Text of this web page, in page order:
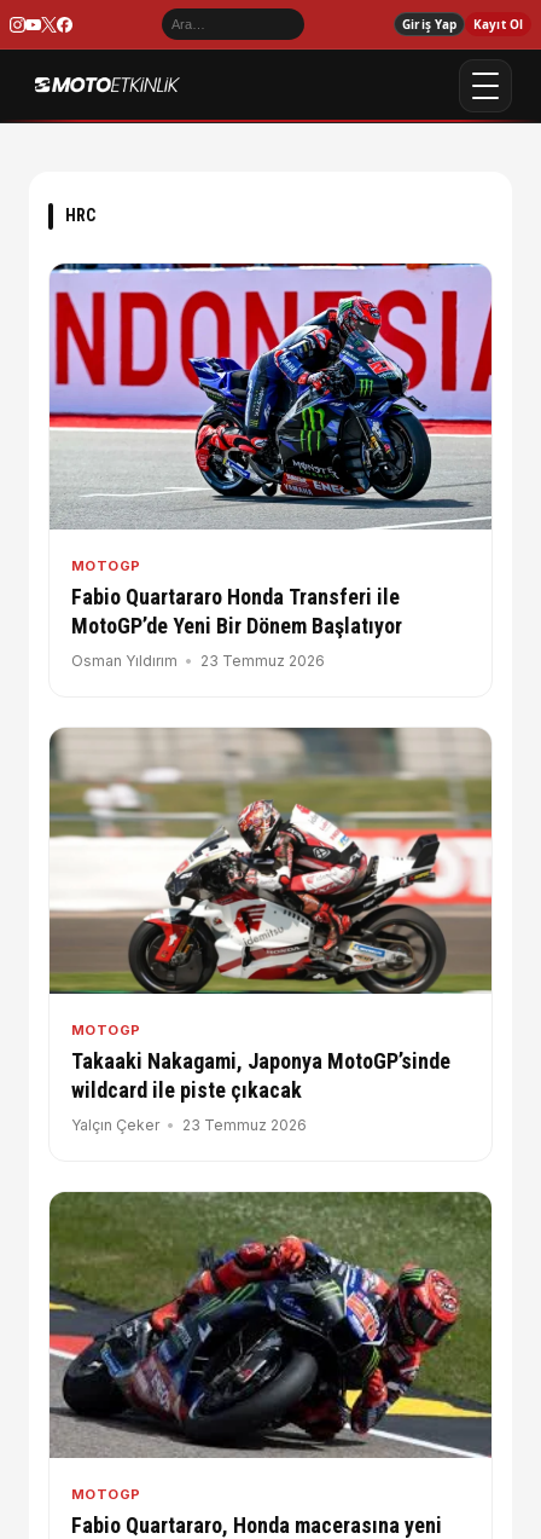
Giriş Yap Kayıt Ol
HRC
MOTOGP
Fabio Quartararo Honda Transferi ile
MotoGP’de Yeni Bir Dönem Başlatıyor
Osman Yıldırım 23 Temmuz 2026
MOTOGP
Takaaki Nakagami, Japonya MotoGP’sinde
wildcard ile piste çıkacak
Yalçın Çeker 23 Temmuz 2026
MOTOGP
Fabio Quartararo, Honda macerasına yeni